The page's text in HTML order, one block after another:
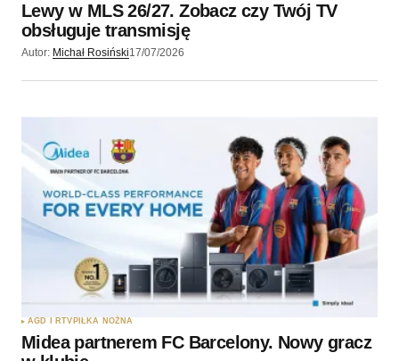
Lewy w MLS 26/27. Zobacz czy Twój TV
obsługuje transmisję
Autor: Michał Rosiński17/07/2026
AGD I RTV PIŁKA NOŻNA
Midea partnerem FC Barcelony. Nowy gracz